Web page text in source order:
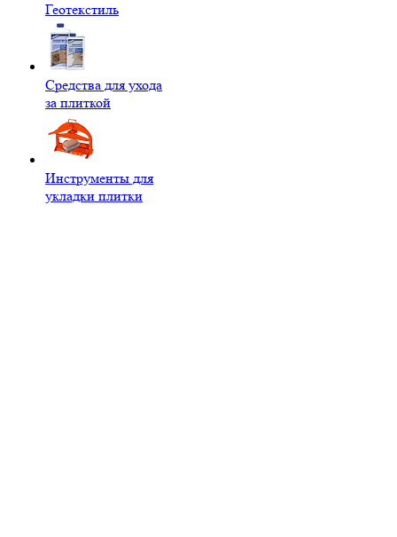
Геотекстиль
Средства для ухода
за плиткой
Инструменты для
укладки плитки